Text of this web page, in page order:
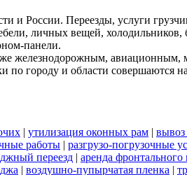
и России. Переезды, услуги
личных вещей,
панели.
железнодорожным,
по городу и области
| утилизация оконных рам | вывоз
работы | разгрузо-погрузочные
переезд | аренда фронтального
| воздушно-пупырчатая пленка |